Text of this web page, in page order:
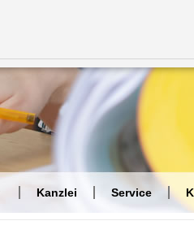
Kanzlei Service